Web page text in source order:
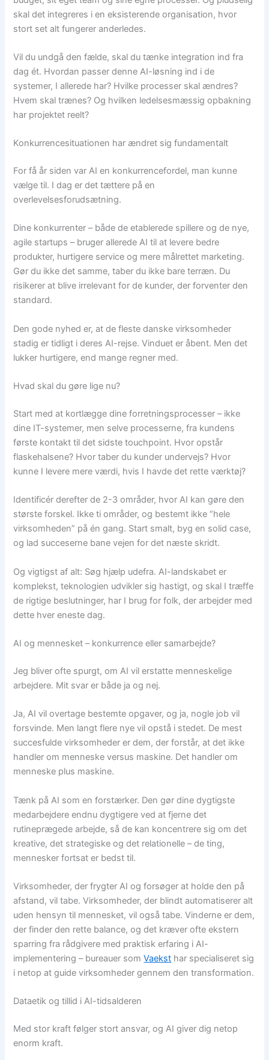
skal det integreres i en eksisterende organisation, hvor
stort set alt fungerer anderledes.
Vil du undgå den fælde, skal du tænke integration ind fra
dag ét. Hvordan passer denne AI-løsning ind i de
systemer, I allerede har? Hvilke processer skal ændres?
Hvem skal trænes? Og hvilken ledelsesmæssig opbakning
har projektet reelt?
Konkurrencesituationen har ændret sig fundamentalt
For få år siden var AI en konkurrencefordel, man kunne
vælge til. I dag er det tættere på en
overlevelsesforudsætning.
Dine konkurrenter – både de etablerede spillere og de nye,
agile startups – bruger allerede AI til at levere bedre
produkter, hurtigere service og mere målrettet marketing.
Gør du ikke det samme, taber du ikke bare terræn. Du
risikerer at blive irrelevant for de kunder, der forventer den
standard.
Den gode nyhed er, at de fleste danske virksomheder
stadig er tidligt i deres AI-rejse. Vinduet er åbent. Men det
lukker hurtigere, end mange regner med.
Hvad skal du gøre lige nu?
Start med at kortlægge dine forretningsprocesser – ikke
dine IT-systemer, men selve processerne, fra kundens
første kontakt til det sidste touchpoint. Hvor opstår
flaskehalsene? Hvor taber du kunder undervejs? Hvor
kunne I levere mere værdi, hvis I havde det rette værktøj?
Identificér derefter de 2-3 områder, hvor AI kan gøre den
største forskel. Ikke ti områder, og bestemt ikke “hele
virksomheden” på én gang. Start smalt, byg en solid case,
og lad succeserne bane vejen for det næste skridt.
Og vigtigst af alt: Søg hjælp udefra. AI-landskabet er
komplekst, teknologien udvikler sig hastigt, og skal I træffe
de rigtige beslutninger, har I brug for folk, der arbejder med
dette hver eneste dag.
AI og mennesket – konkurrence eller samarbejde?
Jeg bliver ofte spurgt, om AI vil erstatte menneskelige
arbejdere. Mit svar er både ja og nej.
Ja, AI vil overtage bestemte opgaver, og ja, nogle job vil
forsvinde. Men langt flere nye vil opstå i stedet. De mest
succesfulde virksomheder er dem, der forstår, at det ikke
handler om menneske versus maskine. Det handler om
menneske plus maskine.
Tænk på AI som en forstærker. Den gør dine dygtigste
medarbejdere endnu dygtigere ved at fjerne det
rutineprægede arbejde, så de kan koncentrere sig om det
kreative, det strategiske og det relationelle – de ting,
mennesker fortsat er bedst til.
Virksomheder, der frygter AI og forsøger at holde den på
afstand, vil tabe. Virksomheder, der blindt automatiserer alt
uden hensyn til mennesket, vil også tabe. Vinderne er dem,
der finder den rette balance, og det kræver ofte ekstern
sparring fra rådgivere med praktisk erfaring i AI-
implementering – bureauer somVaekst har specialiseret sig
i netop at guide virksomheder gennem den transformation.
Dataetik og tillid i AI-tidsalderen
Med stor kraft følger stort ansvar, og AI giver dig netop
enorm kraft.